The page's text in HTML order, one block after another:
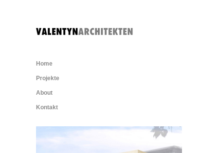
Home
Projekte
About
Kontakt